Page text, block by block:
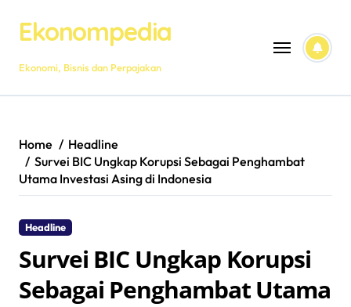
contentEkonompedia
Ekonomi, Bisnis dan Perpajakan
Home
Headline
Survei BIC Ungkap Korupsi Sebagai Penghambat
Utama Investasi Asing di Indonesia
Headline
Survei BIC Ungkap Korupsi
Sebagai Penghambat Utama